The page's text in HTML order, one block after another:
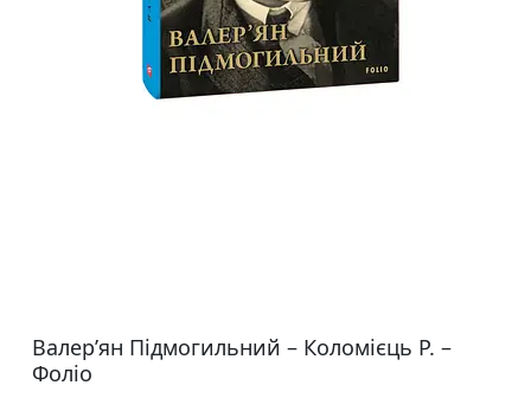
Валер’ян Підмогильний – Коломієць Р. –
Фоліо